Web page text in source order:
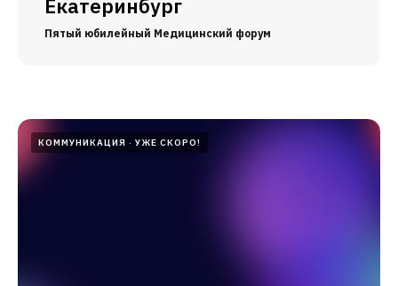
Екатеринбург
Пятый юбилейный Медицинский форум
КОММУНИКАЦИЯ УЖЕ СКОРО!